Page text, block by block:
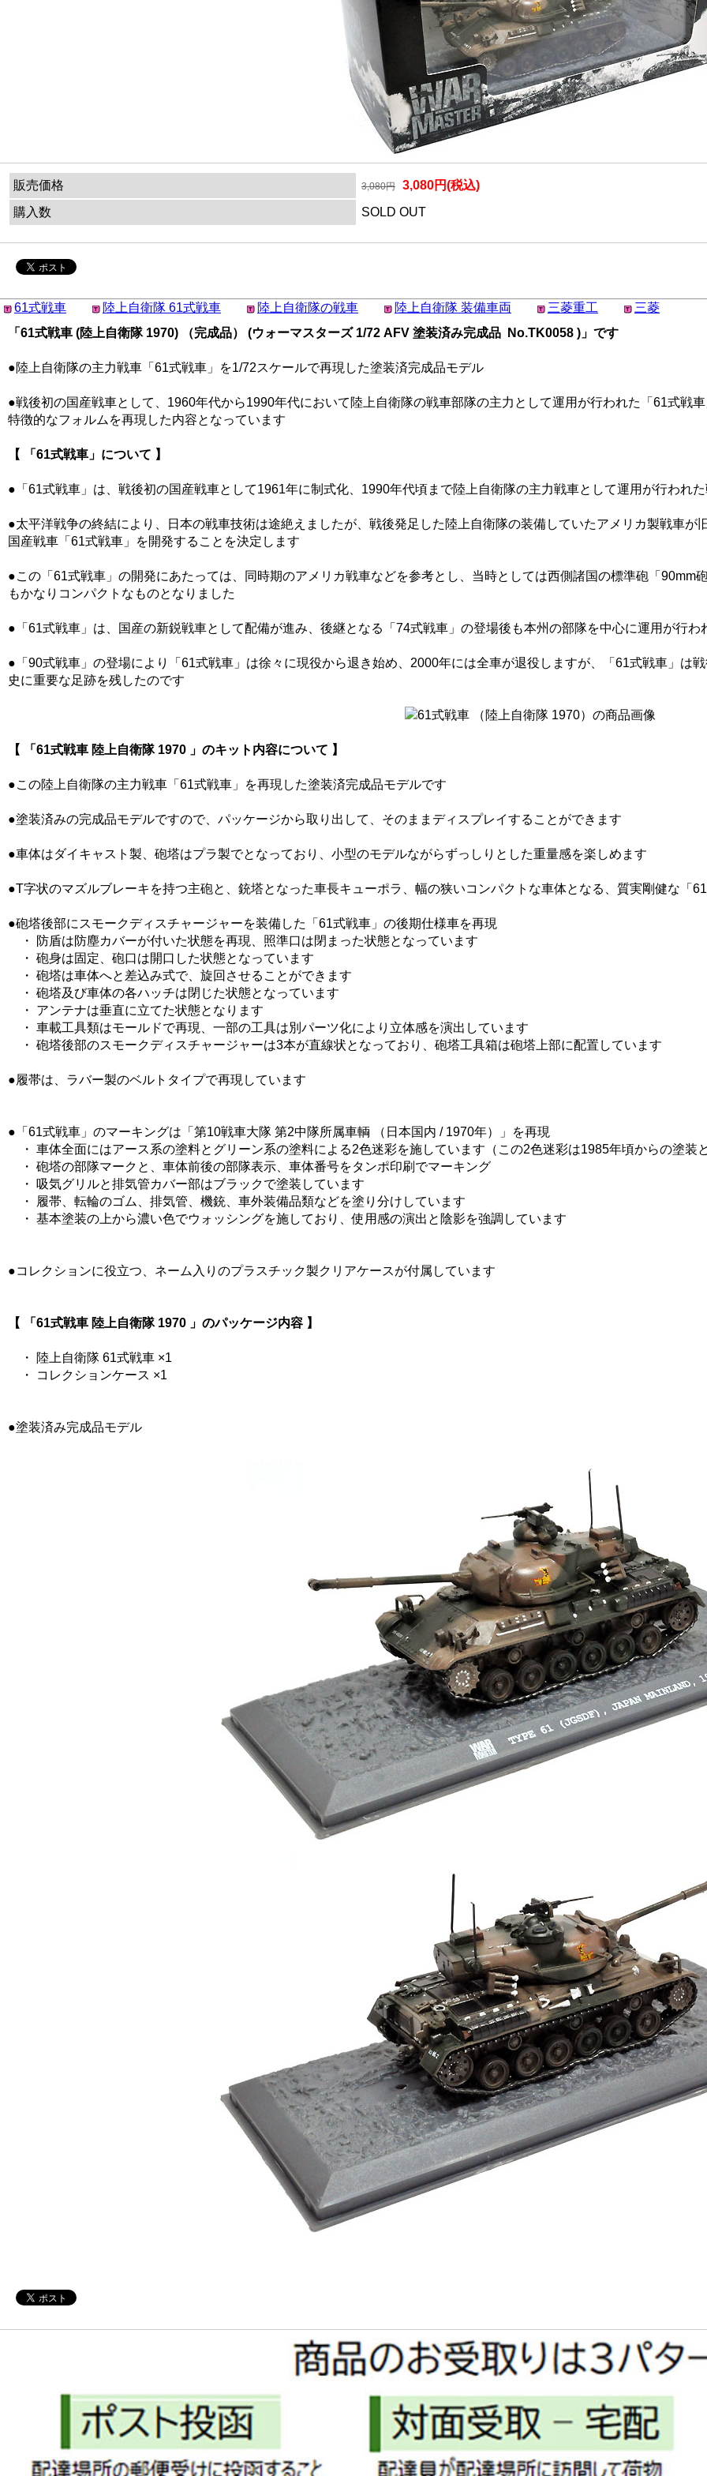
販売価格 3,080円
3,080円(税込)
購入数
SOLD OUT
61式戦車 陸上自衛隊 61式戦車 陸上自衛隊の戦車 陸上自衛隊 装備車両 三菱重工
三菱
「61式戦車 (陸上自衛隊 1970) （完成品） (ウォーマスターズ 1/72 AFV 塗装済み完成品 No.TK0058 )」です
●陸上自衛隊の主力戦車「61式戦車」を1/72スケールで再現した塗装済完成品モデル
●戦後初の国産戦車として、1960年代から1990年代において陸上自衛隊の戦車部隊の主力として運用が行われた「61式戦
特徴的なフォルムを再現した内容となっています
【 「61式戦車」について 】
●「61式戦車」は、戦後初の国産戦車として1961年に制式化、1990年代頃まで陸上自衛隊の主力戦車として運用が行われ
●太平洋戦争の終結により、日本の戦車技術は途絶えましたが、戦後発足した陸上自衛隊の装備していたアメリカ製戦車
国産戦車「61式戦車」を開発することを決定します
●この「61式戦車」の開発にあたっては、同時期のアメリカ戦車などを参考とし、当時としては西側諸国の標準砲「90mm
もかなりコンパクトなものとなりました
●「61式戦車」は、国産の新鋭戦車として配備が進み、後継となる「74式戦車」の登場後も本州の部隊を中心に運用が行わ
●「90式戦車」の登場により「61式戦車」は徐々に現役から退き始め、2000年には全車が退役しますが、「61式戦車」は
史に重要な足跡を残したのです
【 「61式戦車 陸上自衛隊 1970 」のキット内容について 】
●この陸上自衛隊の主力戦車「61式戦車」を再現した塗装済完成品モデルです
●塗装済みの完成品モデルですので、パッケージから取り出して、そのままディスプレイすることができます
●車体はダイキャスト製、砲塔はプラ製でとなっており、小型のモデルながらずっしりとした重量感を楽しめます
●T字状のマズルブレーキを持つ主砲と、銃塔となった車長キューポラ、幅の狭いコンパクトな車体となる、質実剛健な「
●砲塔後部にスモークディスチャージャーを装備した「61式戦車」の後期仕様車を再現
・ 防盾は防塵カバーが付いた状態を再現、照準口は閉まった状態となっています
・ 砲身は固定、砲口は開口した状態となっています
・ 砲塔は車体へと差込み式で、旋回させることができます
・ 砲塔及び車体の各ハッチは閉じた状態となっています
・ アンテナは垂直に立てた状態となります
・ 車載工具類はモールドで再現、一部の工具は別パーツ化により立体感を演出しています
・ 砲塔後部のスモークディスチャージャーは3本が直線状となっており、砲塔工具箱は砲塔上部に配置しています
●履帯は、ラバー製のベルトタイプで再現しています
●「61式戦車」のマーキングは「第10戦車大隊 第2中隊所属車輌 （日本国内 / 1970年）」を再現
・ 車体全面にはアース系の塗料とグリーン系の塗料による2色迷彩を施しています（この2色迷彩は1985年頃からの塗装と
・ 砲塔の部隊マークと、車体前後の部隊表示、車体番号をタンポ印刷でマーキング
・ 吸気グリルと排気管カバー部はブラックで塗装しています
・ 履帯、転輪のゴム、排気管、機銃、車外装備品類などを塗り分けしています
・ 基本塗装の上から濃い色でウォッシングを施しており、使用感の演出と陰影を強調しています
●コレクションに役立つ、ネーム入りのプラスチック製クリアケースが付属しています
【 「61式戦車 陸上自衛隊 1970 」のパッケージ内容 】
・ 陸上自衛隊 61式戦車 ×1
・ コレクションケース ×1
●塗装済み完成品モデル